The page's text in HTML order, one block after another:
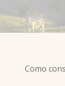
Como